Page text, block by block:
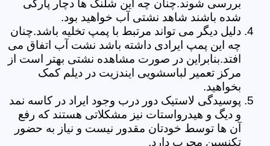
بررسی شوند.چنان چه این شلنگ ها دچار پارگی
شده باشند شاهد نشتی آب خواهید بود.
دلیل دیگر می تواند مرتبط با پمپ تخلیه باشد.چنان
چه این پمپ ایرادی داشته باشد نشت آب اتفاق می
افتد.بنابراین در صورت مشاهده نشتی بهتر است از
مرکز تعمیر لباسشویی ایندزیت در دیلم کمک
بخواهید.
پوسیدگی لاستیک دور درب وجود ایراد در کاسه نمد
و دیگ و هیدرواستات نیز مشکلاتی هستند که رفع
آن ها توسط خودتان مقدور نیست و نیاز به حضور
تکنسین مجرب دارد.